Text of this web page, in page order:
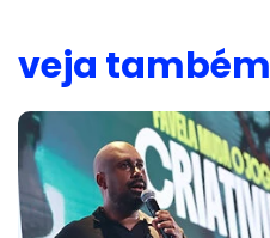
veja também